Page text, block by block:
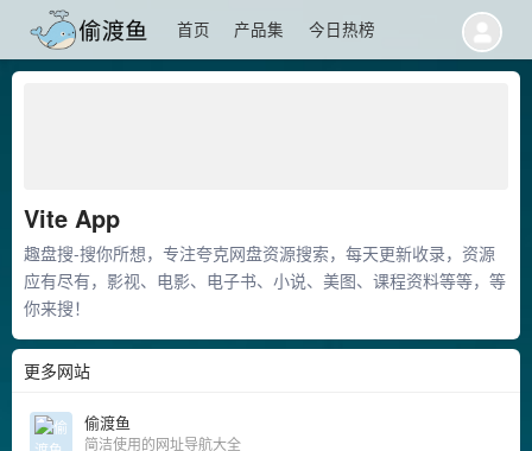
首页 产品集 今日热榜
Vite App
趣盘搜-搜你所想，专注夸克网盘资源搜索，每天更新收录，资源
应有尽有，影视、电影、电子书、小说、美图、课程资料等等，等
你来搜！
更多网站
偷渡鱼
简洁使用的网址导航大全